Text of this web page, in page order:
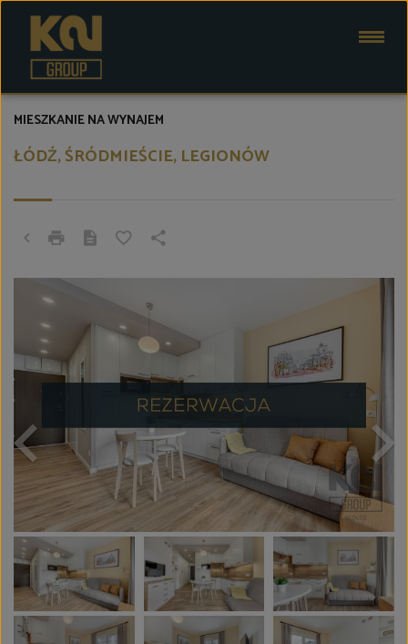
ŁÓDŹ, ŚRÓDMIEŚCIE, LEGIONÓW
MIESZKANIE NA WYNAJEM